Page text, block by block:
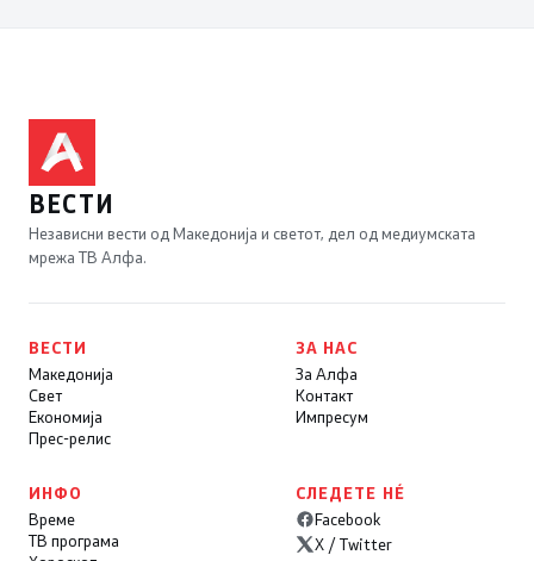
ВЕСТИ
Независни вести од Македонија и светот, дел од медиумската
мрежа ТВ Алфа.
ВЕСТИ
Македонија
Свет
Економија
Прес-релис
ЗА НАС
За Алфа
Контакт
Импресум
ИНФО
Време
ТВ програма
СЛЕДЕТЕ НÉ
Facebook
X / Twitter